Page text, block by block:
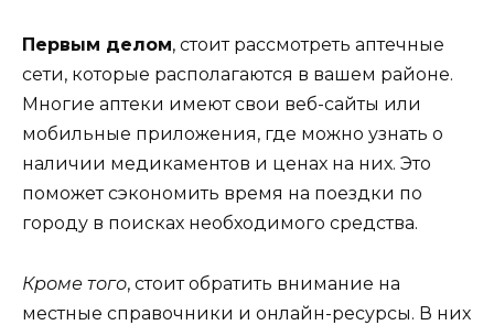
Первым делом, стоит рассмотреть аптечные
сети, которые располагаются в вашем районе.
Многие аптеки имеют свои веб-сайты или
мобильные приложения, где можно узнать о
наличии медикаментов и ценах на них. Это
поможет сэкономить время на поездки по
городу в поисках необходимого средства.
Кроме того, стоит обратить внимание на
местные справочники и онлайн-ресурсы. В них